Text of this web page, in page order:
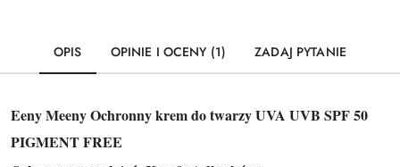
OPIS OPINIE I OCENY (1) ZADAJ PYTANIE
Eeny Meeny Ochronny krem do twarzy UVA UVB SPF 50
PIGMENT FREE